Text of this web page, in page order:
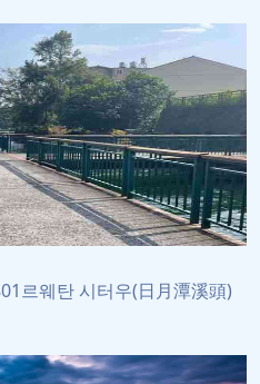
르웨탄 시터우(日月潭溪頭)